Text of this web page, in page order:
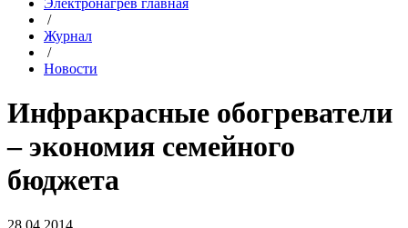
Электронагрев главная
/
Журнал
/
Новости
Инфракрасные обогреватели
– экономия семейного
бюджета
28.04.2014